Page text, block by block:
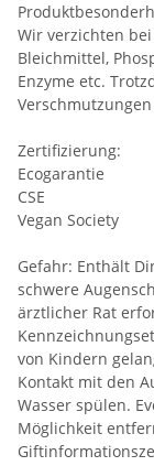
Wir verzichten
Bleichmittel,
Enzyme etc.
Zertifizierung:
Ecogarantie
CSE
Vegan Society
Gefahr: Enthält
schwere
ärztlicher Rat
von Kindern
Kontakt mit den
Wasser spülen.
Möglichkeit